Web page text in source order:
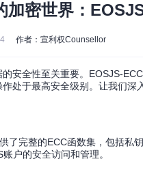
加密世界：
作者：宣利权Counsellor
安全性至关重要。EOSJS-
处于最高安全级别。让我们深
了完整的ECC函数集，包括私
户的安全访问和管理。